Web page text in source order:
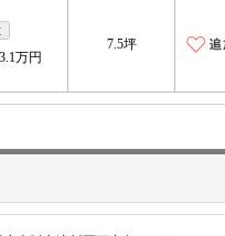
万円
7.5坪